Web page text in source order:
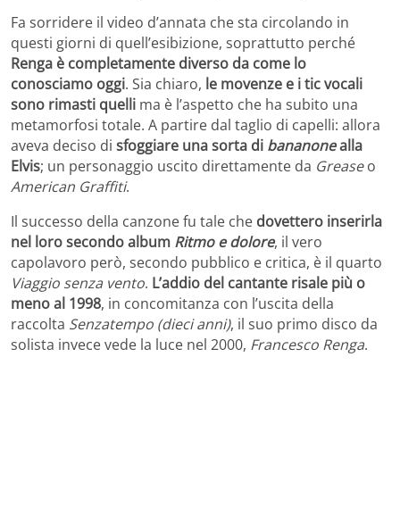
Fa sorridere il video d’annata che sta circolando in
questi giorni di quell’esibizione, soprattutto perché
Renga è completamente diverso da come lo
conosciamo oggi. Sia chiaro, le movenze e i tic vocali
sono rimasti quelli ma è l’aspetto che ha subito una
metamorfosi totale. A partire dal taglio di capelli: allora
aveva deciso di sfoggiare una sorta di bananonealla
Elvis; un personaggio uscito direttamente da Greaseo
American Graffiti.
Il successo della canzone fu tale che dovettero inserirla
nel loro secondo album Ritmo e dolore, il vero
capolavoro però, secondo pubblico e critica, è il quarto
Viaggio senza vento. L’addio del cantante risale più o
meno al 1998, in concomitanza con l’uscita della
raccolta Senzatempo (dieci anni), il suo primo disco da
solista invece vede la luce nel 2000, Francesco Renga.